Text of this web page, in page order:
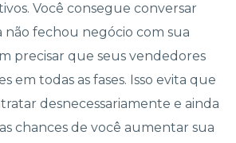
Você consegue conversar
não fechou negócio com sua
precisar que seus vendedores
em todas as fases. Isso evita que
desnecessariamente e ainda
chances de você aumentar sua